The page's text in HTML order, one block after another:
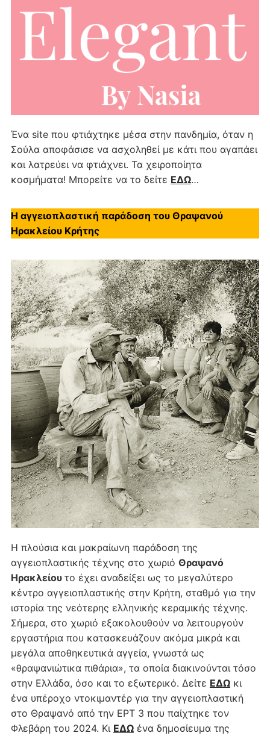
Ένα site που φτιάχτηκε μέσα στην πανδημία, όταν η
Σούλα αποφάσισε να ασχοληθεί με κάτι που αγαπάει
και λατρεύει να φτιάχνει. Τα χειροποίητα
κοσμήματα! Μπορείτε να το δείτε ΕΔΩ…
Η αγγειοπλαστική παράδοση του Θραψανού
Ηρακλείου Κρήτης
Η πλούσια και μακραίωνη παράδοση της
αγγειοπλαστικής τέχνης στο χωριό Θραψανό
Ηρακλείου το έχει αναδείξει ως το μεγαλύτερο
κέντρο αγγειοπλαστικής στην Κρήτη, σταθμό για την
ιστορία της νεότερης ελληνικής κεραμικής τέχνης.
Σήμερα, στο χωριό εξακολουθούν να λειτουργούν
εργαστήρια που κατασκευάζουν ακόμα μικρά και
μεγάλα αποθηκευτικά αγγεία, γνωστά ως
«θραψανιώτικα πιθάρια», τα οποία διακινούνται τόσο
στην Ελλάδα, όσο και το εξωτερικό. Δείτε ΕΔΩκι
ένα υπέροχο ντοκιμαντέρ για την αγγειοπλαστική
στο Θραψανό από την ΕΡΤ 3 που παίχτηκε τον
Φλεβάρη του 2024. Κι ΕΔΩένα δημοσίευμα της